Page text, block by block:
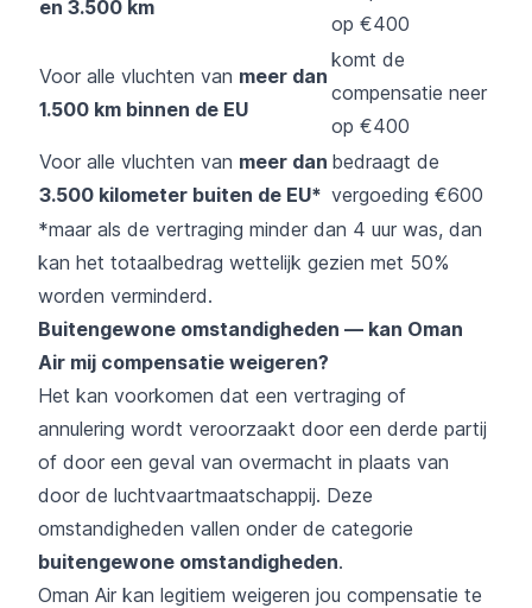
en 3.500 km
op €400
Voor alle vluchten van meer dan
1.500 km binnen de EU
komt de
compensatie neer
op €400
Voor alle vluchten van meer dan
3.500 kilometer buiten de EU*
bedraagt de
vergoeding €600
*maar als de vertraging minder dan 4 uur was, dan
kan het totaalbedrag wettelijk gezien met 50%
worden verminderd.
Buitengewone omstandigheden — kan Oman
Air mij compensatie weigeren?
Het kan voorkomen dat een vertraging of
annulering wordt veroorzaakt door een derde partij
of door een geval van overmacht in plaats van
door de luchtvaartmaatschappij. Deze
omstandigheden vallen onder de categorie
buitengewone omstandigheden.
Oman Air kan legitiem weigeren jou compensatie te